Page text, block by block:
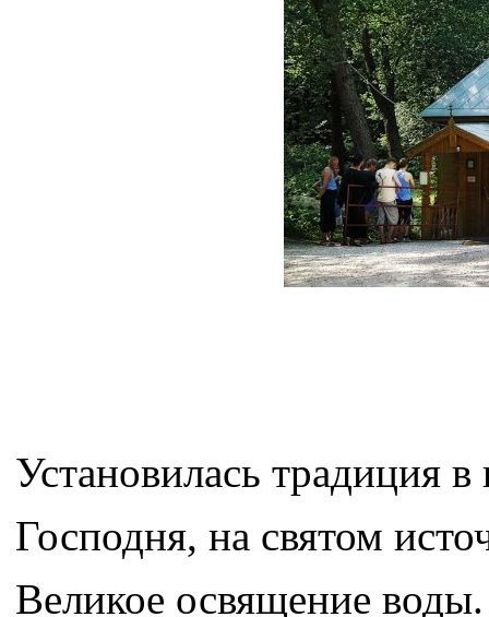
Установилась традиция
Господня, на святом
Великое освящение